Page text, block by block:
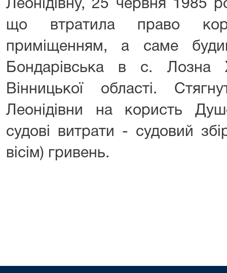
Леонідівну, 25 червня 1985
що втратила право
приміщенням, а саме
Бондарівська в с. Лозна
Вінницької області.
Леонідівни на користь
судові витрати - судовий
вісім) гривень.